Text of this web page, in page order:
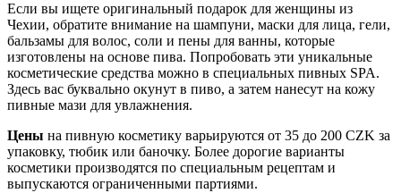
Если вы ищете оригинальный подарок для женщины из
Чехии, обратите внимание на шампуни, маски для лица, гели,
бальзамы для волос, соли и пены для ванны, которые
изготовлены на основе пива. Попробовать эти уникальные
косметические средства можно в специальных пивных SPA.
Здесь вас буквально окунут в пиво, а затем нанесут на кожу
пивные мази для увлажнения.
Цены на пивную косметику варьируются от 35 до 200 CZK за
упаковку, тюбик или баночку. Более дорогие варианты
косметики производятся по специальным рецептам и
выпускаются ограниченными партиями.